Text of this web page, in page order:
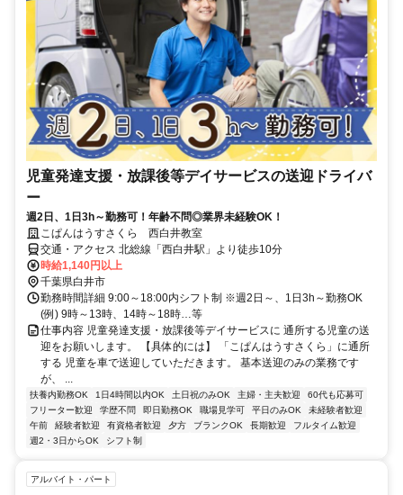
児童発達支援・放課後等デイサービスの送迎ドライバ
ー
週2日、1日3h～勤務可！年齢不問◎業界未経験OK！
こぱんはうすさくら 西白井教室
交通・アクセス 北総線「西白井駅」より徒歩10分
時給1,140円以上
千葉県白井市
勤務時間詳細 9:00～18:00内シフト制 ※週2日～、1日3h～勤務OK
(例) 9時～13時、14時～18時…等
仕事内容 児童発達支援・放課後等デイサービスに 通所する児童の送
迎をお願いします。 【具体的には】 「こぱんはうすさくら」に通所
する 児童を車で送迎していただきます。 基本送迎のみの業務です
が、 ...
扶養内勤務OK 1日4時間以内OK 土日祝のみOK 主婦・主夫歓迎
60代も応募可
フリーター歓迎
学歴不問 即日勤務OK 職場見学可 平日のみOK
未経験者歓迎
午前
経験者歓迎 有資格者歓迎 夕方 ブランクOK 長期歓迎
フルタイム歓迎
週2・3日からOK
シフト制
アルバイト・パート